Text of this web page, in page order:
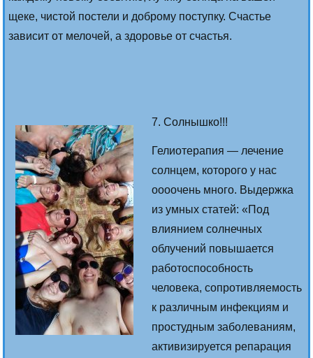
щеке, чистой постели и доброму поступку. Счастье
зависит от мелочей, а здоровье от счастья.
7. Солнышко!!!
Гелиотерапия — лечение
солнцем, которого у нас
оооочень много. Выдержка
из умных статей: «Под
влиянием солнечных
облучений повышается
работоспособность
человека, сопротивляемость
к различным инфекциям и
простудным заболеваниям,
активизируется репарация